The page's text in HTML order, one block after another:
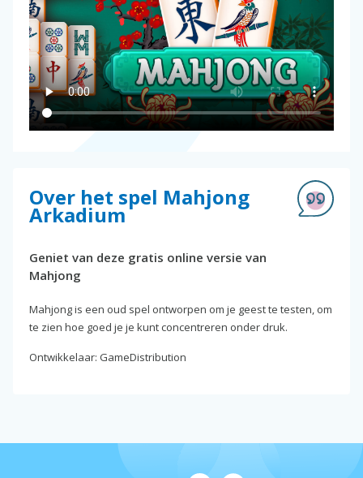
Over het spel Mahjong
Arkadium
Geniet van deze gratis online versie van
Mahjong
Mahjong is een oud spel ontworpen om je geest te testen, om
te zien hoe goed je je kunt concentreren onder druk.
Ontwikkelaar: GameDistribution